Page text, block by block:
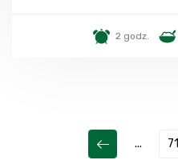
2 godz.
... 71